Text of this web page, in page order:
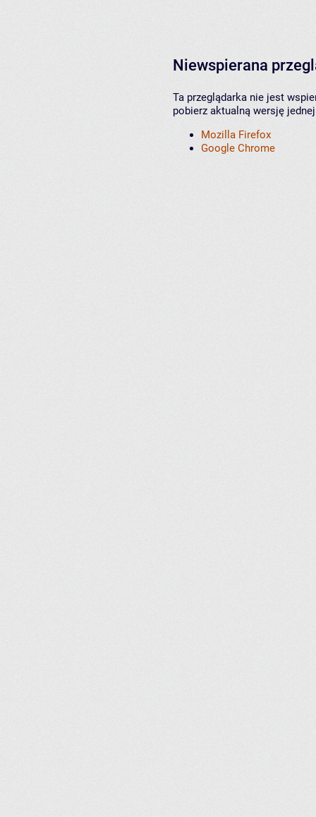
Niewspierana
Ta przeglądarka nie jest
pobierz aktualną wersję
Mozilla Firefox
Google Chrome